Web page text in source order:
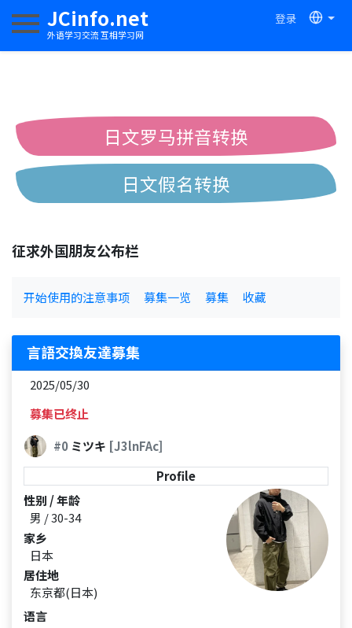
JCinfo.net
外语学习交流 互相学习网
登录
切换导航
日文罗马拼音转换
日文假名转换
征求外国朋友公布栏
开始使用的注意事项 募集一览 募集 收藏
言語交換友達募集
2025/05/30
募集已终止
#0ミツキ [J3lnFAc]
Profile
性别 / 年龄
男 / 30-34
家乡
日本
居住地
东京都(日本)
语言